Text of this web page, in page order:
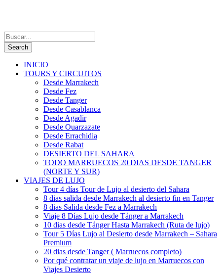
INICIO
TOURS Y CIRCUITOS
Desde Marrakech
Desde Fez
Desde Tanger
Desde Casablanca
Desde Agadir
Desde Ouarzazate
Desde Errachidia
Desde Rabat
DESIERTO DEL SAHARA
TODO MARRUECOS 20 DIAS DESDE TANGER
(NORTE Y SUR)
VIAJES DE LUJO
Tour 4 días Tour de Lujo al desierto del Sahara
8 dias salida desde Marrakech al desierto fin en Tanger
8 dias Salida desde Fez a Marrakech
Viaje 8 Días Lujo desde Tánger a Marrakech
10 dias desde Tánger Hasta Marrakech (Ruta de lujo)
Tour 5 Días Lujo al Desierto desde Marrakech – Sahara
Premium
20 dias desde Tanger ( Marruecos completo)
Por qué contratar un viaje de lujo en Marruecos con
Viajes Desierto